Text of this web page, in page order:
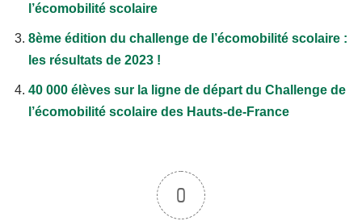
l’écomobilité scolaire
8ème édition du challenge de l’écomobilité scolaire :
les résultats de 2023 !
40 000 élèves sur la ligne de départ du Challenge de
l’écomobilité scolaire des Hauts-de-France
0